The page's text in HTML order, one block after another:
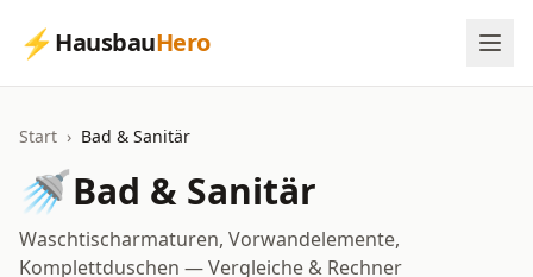
⚡ HausbauHero
Start › Bad & Sanitär
🚿Bad & Sanitär
Waschtischarmaturen, Vorwandelemente,
Komplettduschen — Vergleiche & Rechner